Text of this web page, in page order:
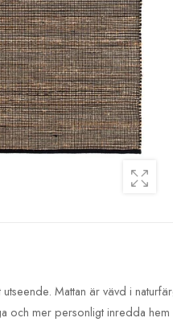
Mattan är vävd i
och mer personligt inredda